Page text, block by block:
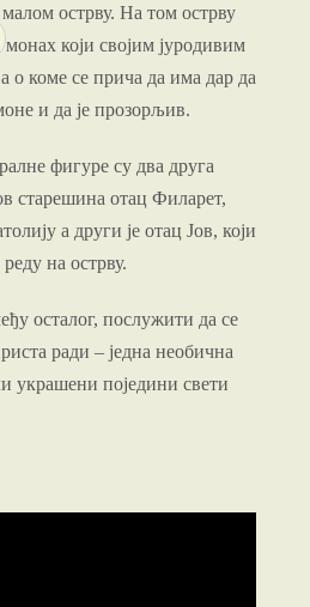
острву. На том острву
монах који својим јуродивим
а о коме се прича да има дарда
и да је прозорљив.
фигуре судва друга
старешина отац Филарет,
а други је отац Јов, који
на острву.
осталог, послужити да се
ради – једна необична
украшени поједини свети